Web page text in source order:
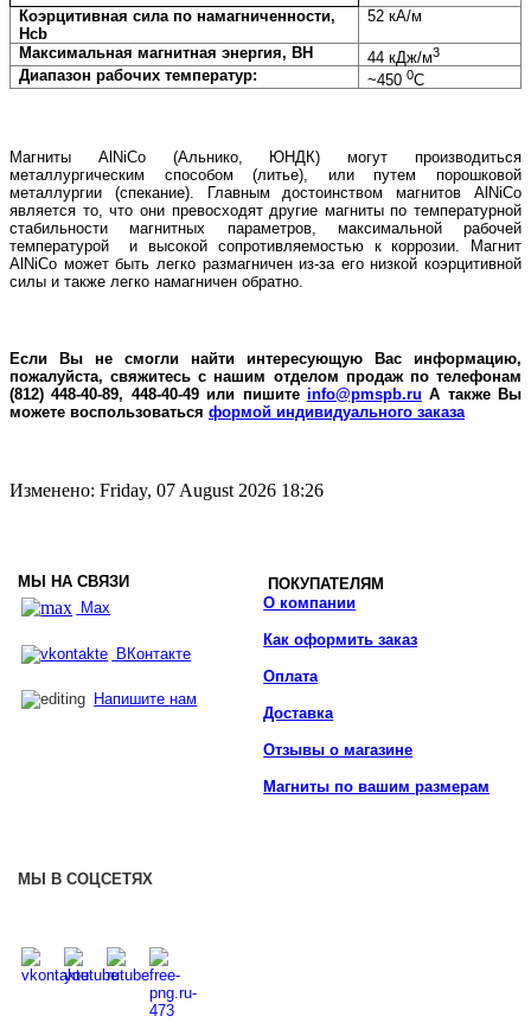
Коэрцитивная сила по намагниченности,
Hcb
52 кА/м
Максимальная магнитная энергия, BH 44 кДж/м3
Диапазон рабочих температур: ~4500С
Магниты AlNiCo (Альнико, ЮНДК) могут производиться
металлургическим способом (литье), или путем порошковой
металлургии (спекание). Главным достоинством магнитов AlNiCo
является то, что они превосходят другие магниты по температурной
стабильности магнитных параметров, максимальной рабочей
температурой и высокой сопротивляемостью к коррозии. Магнит
AlNiCo может быть легко размагничен из-за его низкой коэрцитивной
силы и также легко намагничен обратно.
Если Вы не смогли найти интересующую Вас информацию,
пожалуйста, свяжитесь с нашим отделом продаж по телефонам
(812) 448-40-89, 448-40-49 или пишите info@pmspb.ru А также Вы
можете воспользоваться формой индивидуального заказа
Изменено: Friday, 07 August 2026 18:26
МЫ НА СВЯЗИ
ПОКУПАТЕЛЯМ
Max
ВКонтакте
Напишите нам
О компании
Как оформить заказ
Оплата
Доставка
Отзывы о магазине
Магниты по вашим размерам
МЫ В СОЦСЕТЯХ